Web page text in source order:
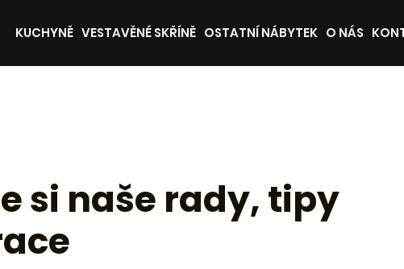
KUCHYNĚ VESTAVĚNÉ SKŘÍNĚ OSTATNÍ NÁBYTEK O NÁS
si naše rady, tipy